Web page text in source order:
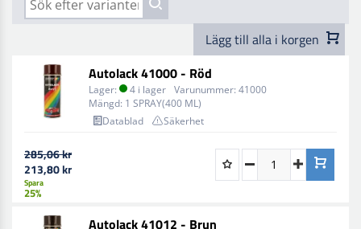
Lägg till alla i korgen
Autolack 41000 - Röd
Lager: 4 i lager Varunummer: 41000
Mängd: 1 SPRAY(400 ML)
Datablad
Säkerhet
285,06 kr
213,80 kr
Spara
25%
Autolack 41012 - Brun